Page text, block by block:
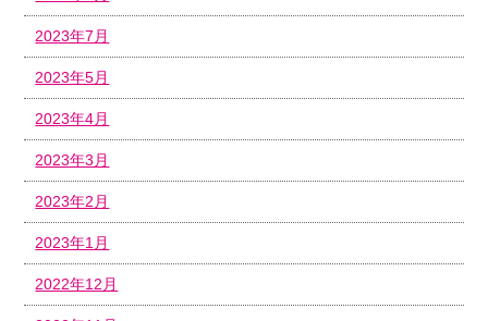
2023年7月
2023年5月
2023年4月
2023年3月
2023年2月
2023年1月
2022年12月